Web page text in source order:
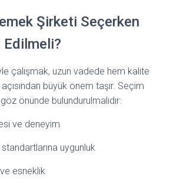
Şirketi Seçerken
çalışmak, uzun vadede hem kalite
büyük önem taşır. Seçim
önünde bulundurulmalıdır:
ve deneyim
uygunluk
esneklik